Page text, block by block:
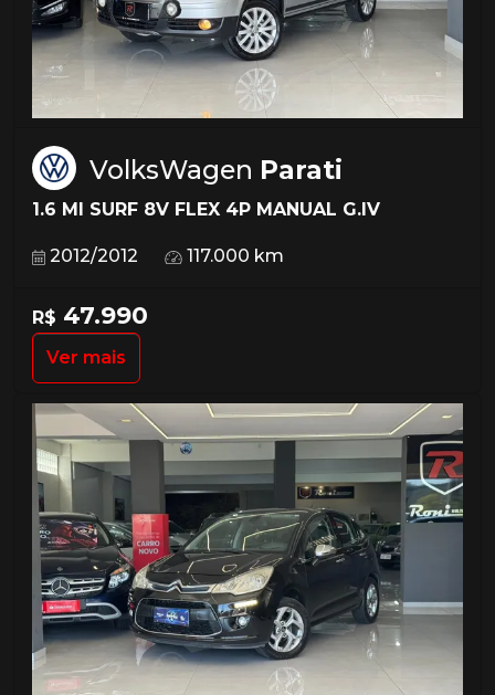
VolksWagen Parati
1.6 MI SURF 8V FLEX 4P MANUAL G.IV
2012/2012 117.000 km
R$ 47.990
Ver mais